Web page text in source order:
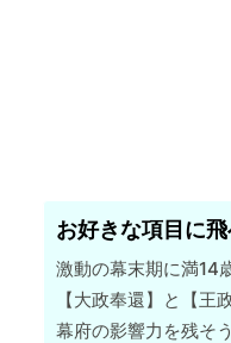
お好きな項目に
激動の幕末期に満14
【大政奉還】と【王
幕府の影響力を残そ